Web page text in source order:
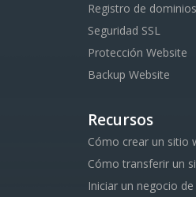
Registro de
Seguridad SSL
Protección Website
Backup Website
Recursos
Cómo crear un sitio
Cómo transferir un
Iniciar un negocio